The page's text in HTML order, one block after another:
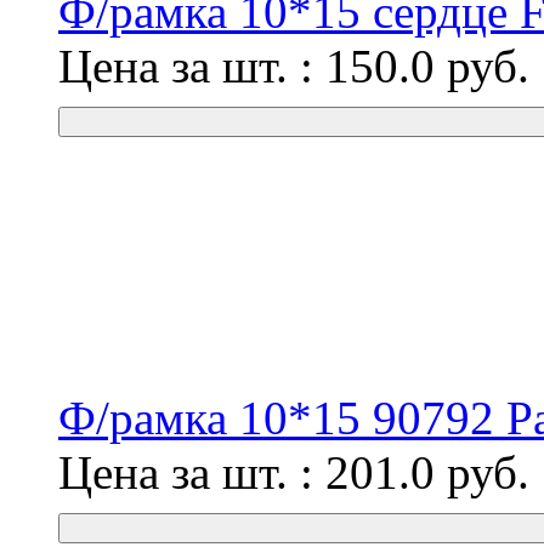
Ф/рамка 10*15 сердце
Цена за шт. : 150.0 руб.
Ф/рамка 10*15 90792
Цена за шт. : 201.0 руб.